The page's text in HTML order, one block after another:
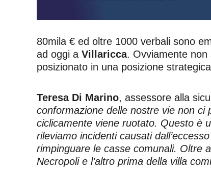
80mila € ed oltre 1000 verbali sono
ad oggi a Villaricca. Ovviamente non
posizionato in una posizione
Teresa Di Marino, assessore alla
conformazione delle nostre vie non
ciclicamente viene ruotato. Questo è
rileviamo incidenti causati
rimpinguare le casse comunali. Oltre
Necropoli e l’altro prima della villa